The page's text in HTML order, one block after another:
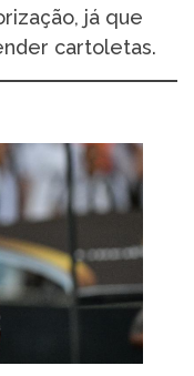
já que
cartoletas.